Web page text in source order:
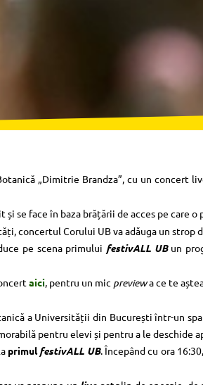
„Dimitrie Brandza”, cu un concert
și se face în baza brățării de acces pe care
concertul Corului UB va adăuga un strop
pe scena primului festivALL UBun
aici, pentru un mic previewa ce te
a Universității din București într-un
pentru elevi și pentru a le deschide
primul festivALL UB. Începând cu ora